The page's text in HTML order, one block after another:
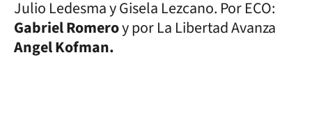
Julio Ledesma y Gisela Lezcano. Por ECO:
Gabriel Romeroy por La Libertad Avanza
Angel Kofman.